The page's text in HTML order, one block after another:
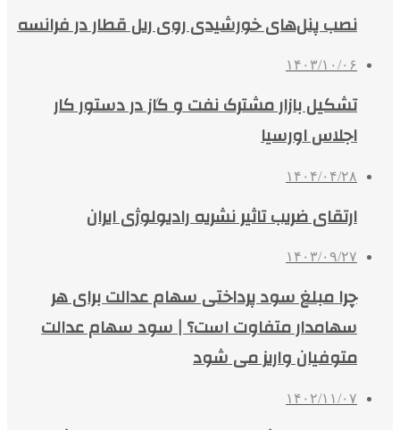
نصب پنل‌های خورشیدی روی ریل قطار در فرانسه
۱۴۰۳/۱۰/۰۶
تشکیل بازار مشترک نفت و گاز در دستور کار
اجلاس اورسیا
۱۴۰۴/۰۴/۲۸
ارتقای ضریب تاثیر نشریه رادیولوژی ایران
۱۴۰۳/۰۹/۲۷
چرا مبلغ سود پرداختی سهام عدالت برای هر
سهامدار متفاوت است؟ | سود سهام عدالت
متوفیان واریز می شود
۱۴۰۲/۱۱/۰۷